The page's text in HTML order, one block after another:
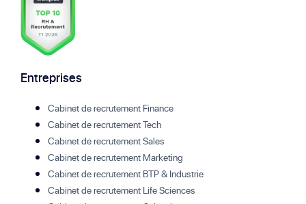
Entreprises
Cabinet de recrutement Finance
Cabinet de recrutement Tech
Cabinet de recrutement Sales
Cabinet de recrutement Marketing
Cabinet de recrutement BTP & Industrie
Cabinet de recrutement Life Sciences